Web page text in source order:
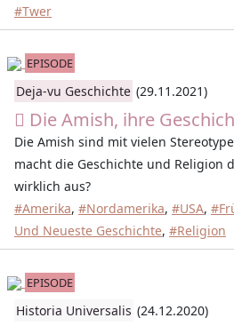
#Twer
EPISODE
Deja-vu Geschichte (29.11.2021)
Die Amish, ihre
Die Amish sind mit vielen
macht die Geschichte und Religion
wirklich aus?
#Amerika, #Nordamerika, #USA,
Und Neueste Geschichte, #Religion
EPISODE
Historia Universalis (24.12.2020)